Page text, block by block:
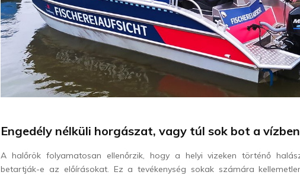
Engedély nélküli horgászat, vagy túl sok bot a vízben
A halőrök folyamatosan ellenőrzik, hogy a helyi vizeken történő
betartják-e az előírásokat. Ez a tevékenység sokak számára